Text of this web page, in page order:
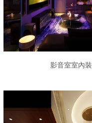
影音室室內